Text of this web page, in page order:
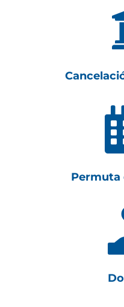
Permuta